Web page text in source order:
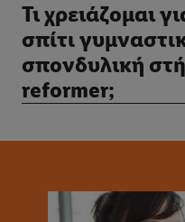
Τι χρειάζομαι
σπίτι
σπονδυλική
reformer;